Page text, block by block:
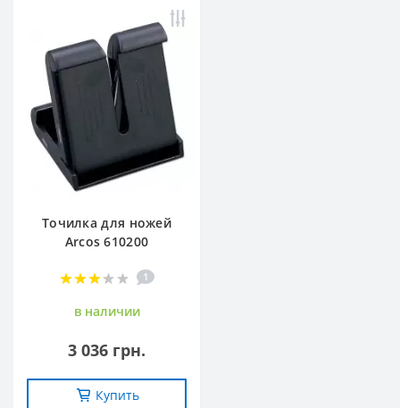
Точилка для ножей
Arcos 610200
1
в наличии
3 036 грн.
Купить